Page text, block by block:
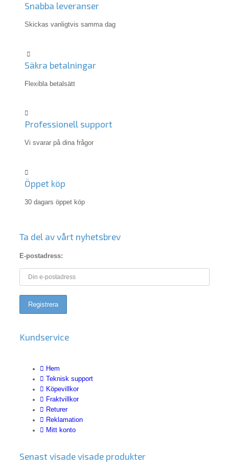
Snabba leveranser
Skickas vanligtvis samma dag
Säkra betalningar
Flexibla betalsätt
Professionell support
Vi svarar på dina frågor
Öppet köp
30 dagars öppet köp
Ta del av vårt nyhetsbrev
E-postadress:
Kundservice
Hem
Teknisk support
Köpevillkor
Fraktvillkor
Returer
Reklamation
Mitt konto
Senast visade visade produkter